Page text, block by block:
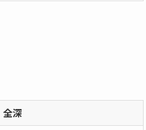
全深